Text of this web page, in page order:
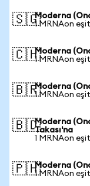
🇸🇬Moderna
1 MRNAon
🇨🇭Moderna
1 MRNAon
🇧🇷Moderna
1 MRNAon
🇧🇩Moderna
Takası'na
1 MRNAon
🇵🇭Moderna
1 MRNAon